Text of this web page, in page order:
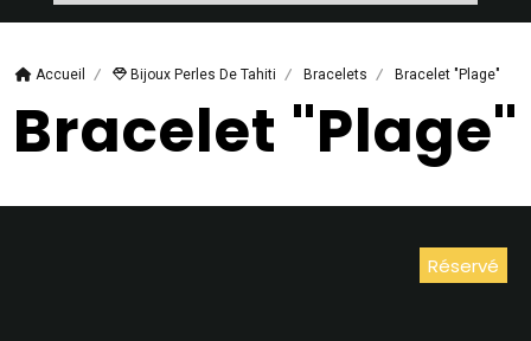
Accueil Bijoux Perles De Tahiti Bracelets Bracelet "Plage"
Bracelet "Plage"
Réservé